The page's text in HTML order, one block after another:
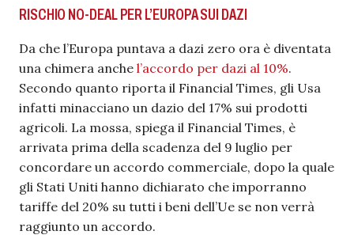
RISCHIO NO-DEAL PER L’EUROPA SUI DAZI
Da che l’Europa puntava a dazi zero ora è diventata
una chimera anche l’accordo per dazi al 10%.
Secondo quanto riporta il Financial Times, gli Usa
infatti minacciano un dazio del 17% sui prodotti
agricoli. La mossa, spiega il Financial Times, è
arrivata prima della scadenza del 9 luglio per
concordare un accordo commerciale, dopo la quale
gli Stati Uniti hanno dichiarato che imporranno
tariffe del 20% su tutti i beni dell’Ue se non verrà
raggiunto un accordo.